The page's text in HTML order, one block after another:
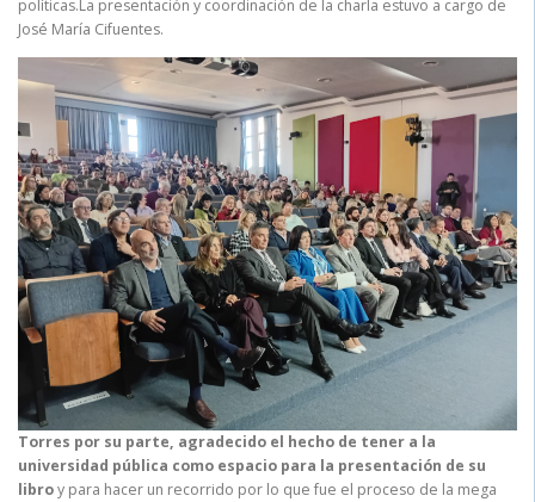
políticas.La presentación y coordinación de la charla estuvo a cargo de
José María Cifuentes.
Torres por su parte, agradecido el hecho de tener a la
universidad pública como espacio para la presentación de su
libroy para hacer un recorrido por lo que fue el proceso de la mega